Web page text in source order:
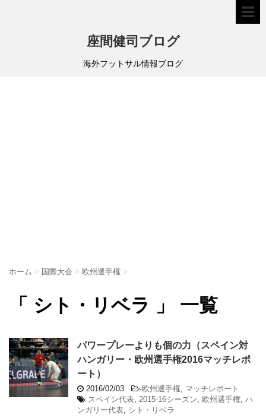
座間健司ブログ
海外フットサル情報ブログ
ホーム > 国際大会 > 欧州選手権 >
「 シト・リベラ 」 一覧
パワープレーよりも個の力（スペイン対
ハンガリー・欧州選手権2016マッチレポ
ート）
2016/02/03 -欧州選手権 マッチレポート
スペイン代表 2015-16シーズン 欧州選手権 ハ
ンガリー代表 シト・リベラ